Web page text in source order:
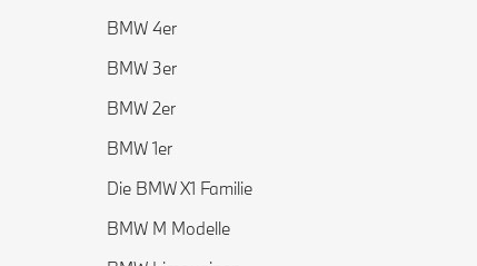
BMW 4er
BMW 3er
BMW 2er
BMW 1er
Die BMW X1 Familie
BMW M Modelle